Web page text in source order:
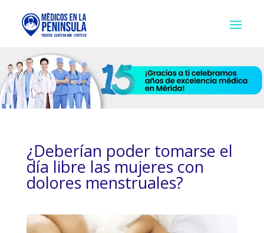
¿Deberían poder tomarse el
día libre las mujeres con
dolores menstruales?